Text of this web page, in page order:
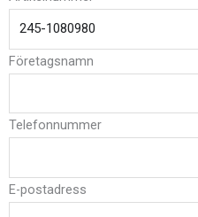
Företagsnamn
Telefonnummer
E-postadress